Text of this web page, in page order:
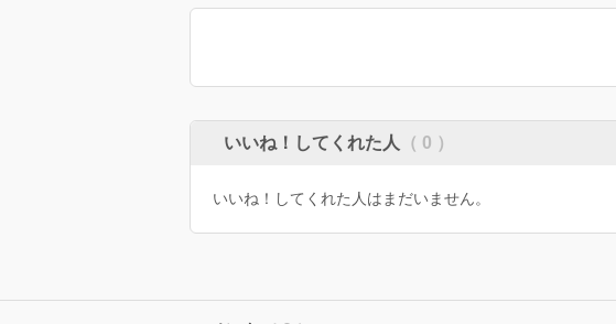
いいね！してくれた人 （ 0 ）
いいね！してくれた人はまだいません。